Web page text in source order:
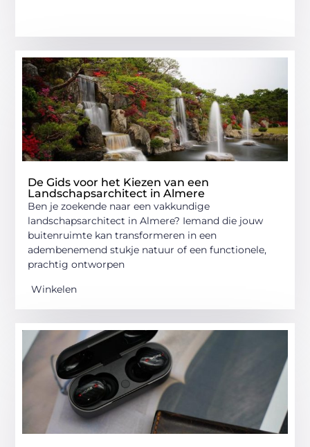
De Gids voor het Kiezen van een
Landschapsarchitect in Almere
Ben je zoekende naar een vakkundige
landschapsarchitect in Almere? Iemand die jouw
buitenruimte kan transformeren in een
adembenemend stukje natuur of een functionele,
prachtig ontworpen
Winkelen